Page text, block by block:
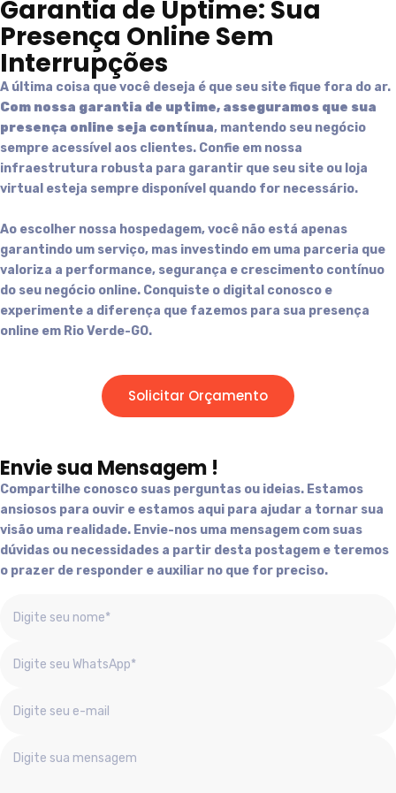
Garantia de Uptime: Sua
Presença Online Sem
Interrupções
A última coisa que você deseja é que seu site fique fora do ar.
Com nossa garantia de uptime, asseguramos que sua
presença online seja contínua, mantendo seu negócio
sempre acessível aos clientes. Confie em nossa
infraestrutura robusta para garantir que seu site ou loja
virtual esteja sempre disponível quando for necessário.
Ao escolher nossa hospedagem, você não está apenas
garantindo um serviço, mas investindo em uma parceria que
valoriza a performance, segurança e crescimento contínuo
do seu negócio online. Conquiste o digital conosco e
experimente a diferença que fazemos para sua presença
online em Rio Verde-GO.
Solicitar Orçamento
Envie sua Mensagem !
Compartilhe conosco suas perguntas ou ideias. Estamos
ansiosos para ouvir e estamos aqui para ajudar a tornar sua
visão uma realidade. Envie-nos uma mensagem com suas
dúvidas ou necessidades a partir desta postagem e teremos
o prazer de responder e auxiliar no que for preciso.